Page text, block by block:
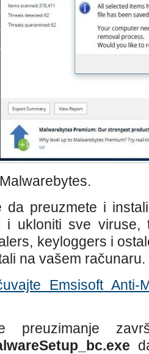
da preuzmete i
i ukloniti sve viruse,
keyloggers i
na vašem računaru.
Emsisoft Anti-
preuzimanje